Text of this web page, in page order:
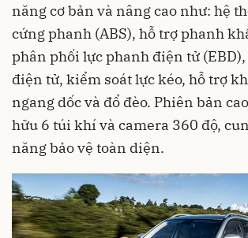
năng cơ bản và nâng cao như: hệ
cứng phanh (ABS), hỗ trợ phanh
phân phối lực phanh điện tử
điện tử, kiểm soát lực kéo, hỗ trợ
ngang dốc và đổ đèo. Phiên bản
hữu 6 túi khí và camera 360 độ,
năng bảo vệ toàn diện.